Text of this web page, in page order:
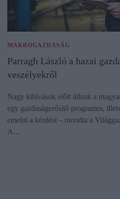
MAKROGAZDASÁG
Parragh László a hazai
veszélyekről
Nagy kihívások előtt állnak a
egy gazdaságerősítő programra,
emelni a kérdést – mondta a
A…